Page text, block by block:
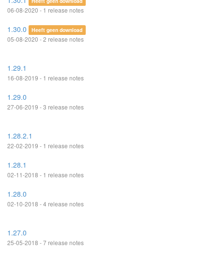
06-08-2020 - 1 release notes
1.30.0 Heeft geen download
05-08-2020 - 2 release notes
1.29.1
16-08-2019 - 1 release notes
1.29.0
27-06-2019 - 3 release notes
1.28.2.1
22-02-2019 - 1 release notes
1.28.1
02-11-2018 - 1 release notes
1.28.0
02-10-2018 - 4 release notes
1.27.0
25-05-2018 - 7 release notes